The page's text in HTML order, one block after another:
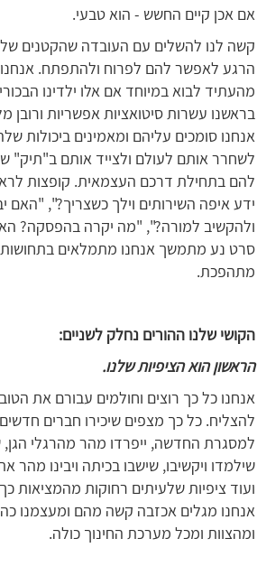
אם אכן קיים החשש - הוא טבעי.
קשה לנו להשלים עם העובדה שהקטנים
הרגע לאפשר להם לפרוח ולהתפתח. אנחנו
מהעתיד לבוא במיוחד אם אלו ילדינו
בראשנו עשרות סיטואציות אפשריות ורובן
אנחנו סומכים עליהם ומאמינים ביכולות
לשחרר אותם לעולם ולצייד אותם ב"תיק"
להם בתחילת דרכם העצמאית. קופצות
ידע איפה השירותים וילך כשצריך?", "האם
ולהקשיב למורה?", "מה יקרה בהפסקה?
סרט נע מתמשך אנחנו מתמלאים בתחושות
מתהפכת.
הקושי שלנו ההורים נחלק לשניים:
הראשון הוא הציפיות שלנו.
אנחנו כל כך רוצים וחולמים עבורם את
להצליח. כל כך מצפים שיכירו חברים
למסגרת החדשה, ייפרדו מהר מהרגלי הגן,
שילמדו ויקשיבו, שישבו בכיתה ויבינו מהר
ועוד ציפיות שלעיתים רחוקות
אנחנו מגלים אכזבה קשה מהם ומעצמנו
ומהצוות ומכל מערכת החינוך כולה.